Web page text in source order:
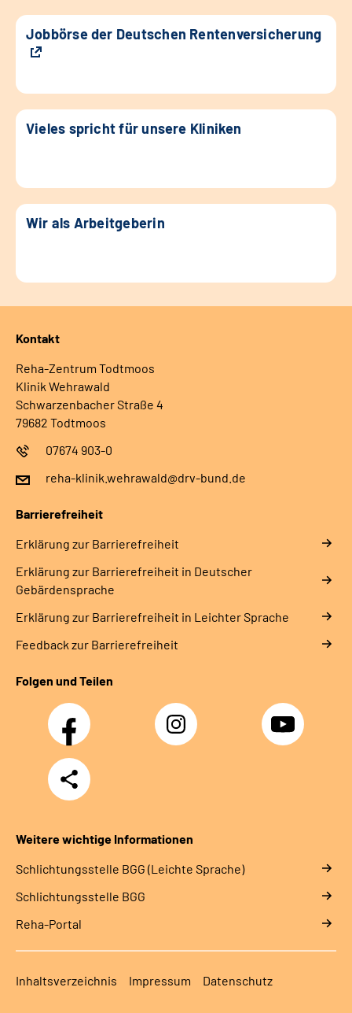
Jobbörse der Deutschen Rentenversicherung
Vieles spricht für unsere Kliniken
Wir als Arbeitgeberin
Kontakt
Reha-Zentrum Todtmoos
Klinik Wehrawald
Schwarzenbacher Straße 4
79682 Todtmoos
07674 903-0
reha-klinik.wehrawald@drv-bund.de
Barrierefreiheit
Erklärung zur Barrierefreiheit
Erklärung zur Barrierefreiheit in Deutscher
Gebärdensprache
Erklärung zur Barrierefreiheit in Leichter Sprache
Feedback zur Barrierefreiheit
Folgen und Teilen
Facebook Instagram YouTube
Teilen
Weitere wichtige Informationen
Schlich­tungs­stel­le BGG (Leichte Sprache)
Schlich­tungs­stel­le BGG
Reha-Portal
Inhaltsverzeichnis Impressum Datenschutz